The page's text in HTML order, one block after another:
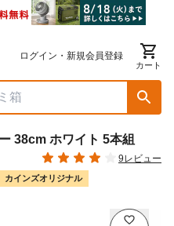
ログイン・新規会員登録
カート
38cm ホワイト 5本組
9レビュー
カインズオリジナル